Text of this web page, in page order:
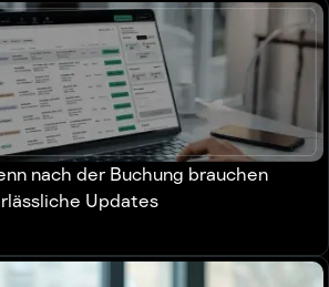
nach der Buchung brauchen
Updates